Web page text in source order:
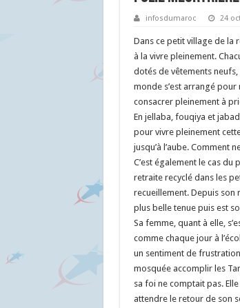
infosdumaroc 24
Dans ce petit village de la
à la vivre pleinement.
dotés de vêtements
monde s’est arrangé pour
consacrer pleinement à
En jellaba, fouqiya et
pour vivre pleinement
jusqu’à l’aube. Comment
C’est également le cas
retraite recyclé dans les
recueillement. Depuis son
plus belle tenue puis est
Sa femme, quant à elle,
comme chaque jour à
un sentiment de
mosquée accomplir les
sa foi ne comptait pas.
attendre le retour de son